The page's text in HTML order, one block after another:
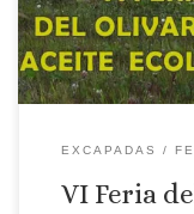
D. […]
EXCAPADAS
VI Feria